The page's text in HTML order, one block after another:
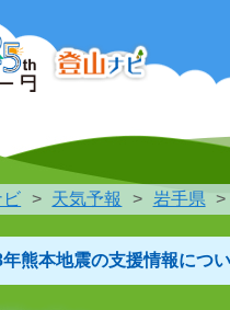
ビ 天気予報 岩手県
熊本地震の支援情報につ